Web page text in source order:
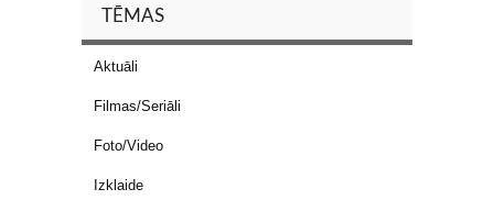
TĒMAS
Aktuāli
Filmas/Seriāli
Foto/Video
Izklaide